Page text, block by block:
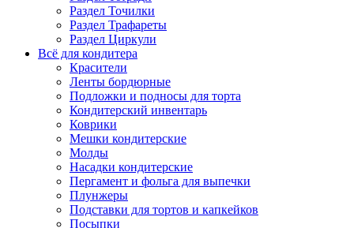
Раздел Точилки
Раздел Трафареты
Раздел Циркули
Всё для кондитера
Красители
Ленты бордюрные
Подложки и подносы для торта
Кондитерский инвентарь
Коврики
Мешки кондитерские
Молды
Насадки кондитерские
Пергамент и фольга для выпечки
Плунжеры
Подставки для тортов и капкейков
Посыпки